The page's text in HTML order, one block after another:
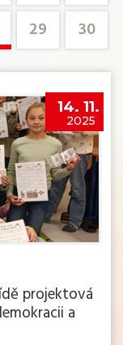
29 30
14. 11.
2025
projektová
a